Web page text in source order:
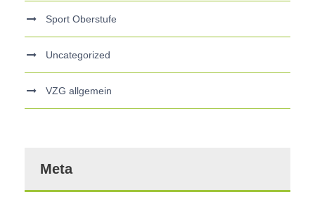
Sport Oberstufe
Uncategorized
VZG allgemein
Meta